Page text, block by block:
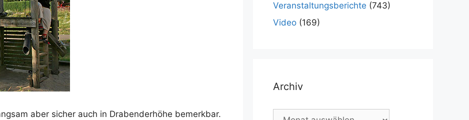
aber sicher auch in Drabenderhöhe bemerkbar.
Veranstaltungsberichte (743)
Video (169)
Archiv
Archiv